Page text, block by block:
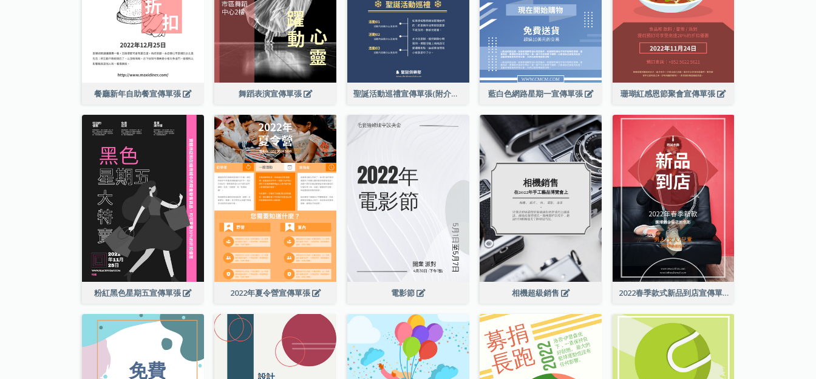
餐廳新年自助餐宣傳單張 舞蹈表演宣傳單張 聖誕活動巡禮宣傳單張(附介紹) 藍白色網路星期一宣傳單張 珊瑚紅感恩節聚會宣傳單張
粉紅黑色星期五宣傳單張 2022年夏令營宣傳單張 電影節 相機超級銷售 2022春季款式新品到店宣傳單張